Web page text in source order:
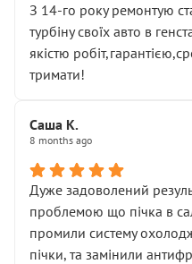
З 14-го року ремонтую
турбіну своїх авто в
якістю
тримати!
Саша К.
8 months ago
Дуже задоволений
проблемою що пічка в
промили систему
пічки, та замінили